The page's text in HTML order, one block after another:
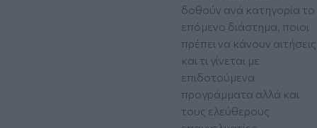
δοθούν ανά κατηγορία το
επόμενο διάστημα, ποιοι
πρέπει να κάνουν αιτήσεις
και τι γίνεται με
επιδοτούμενα
προγράμματα αλλά και
τους ελεύθερους